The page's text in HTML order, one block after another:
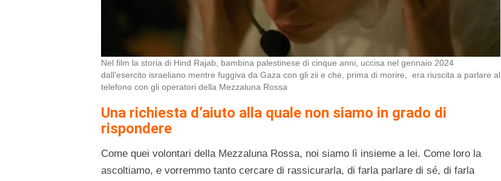
Nel film la storia di Hind Rajab, bambina palestinese di cinque anni, uccisa nel gennaio 2024
dall’esercito israeliano mentre fuggiva da Gaza con gli zii e che, prima di morire, era riuscita a parlare al
telefono con gli operatori della Mezzaluna Rossa
Una richiesta d’aiuto alla quale non siamo in grado di
rispondere
Come quei volontari della Mezzaluna Rossa, noi siamo lì insieme a lei. Come loro la
ascoltiamo, e vorremmo tanto cercare di rassicurarla, di farla parlare di sé, di farla